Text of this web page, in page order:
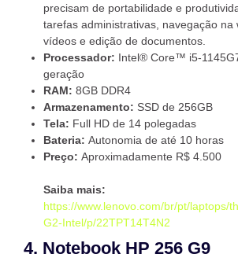
precisam de portabilidade e
tarefas administrativas, navegação na
vídeos e edição de documentos.
Processador: Intel® Core™ i5-
geração
RAM: 8GB DDR4
Armazenamento: SSD de 256GB
Tela: Full HD de 14 polegadas
Bateria: Autonomia de até 10 horas
Preço: Aproximadamente R$ 4.500
Saiba mais:
https://www.lenovo.com/br/pt/laptops/
G2-Intel/p/22TPT14T4N2
4. Notebook HP 256 G9